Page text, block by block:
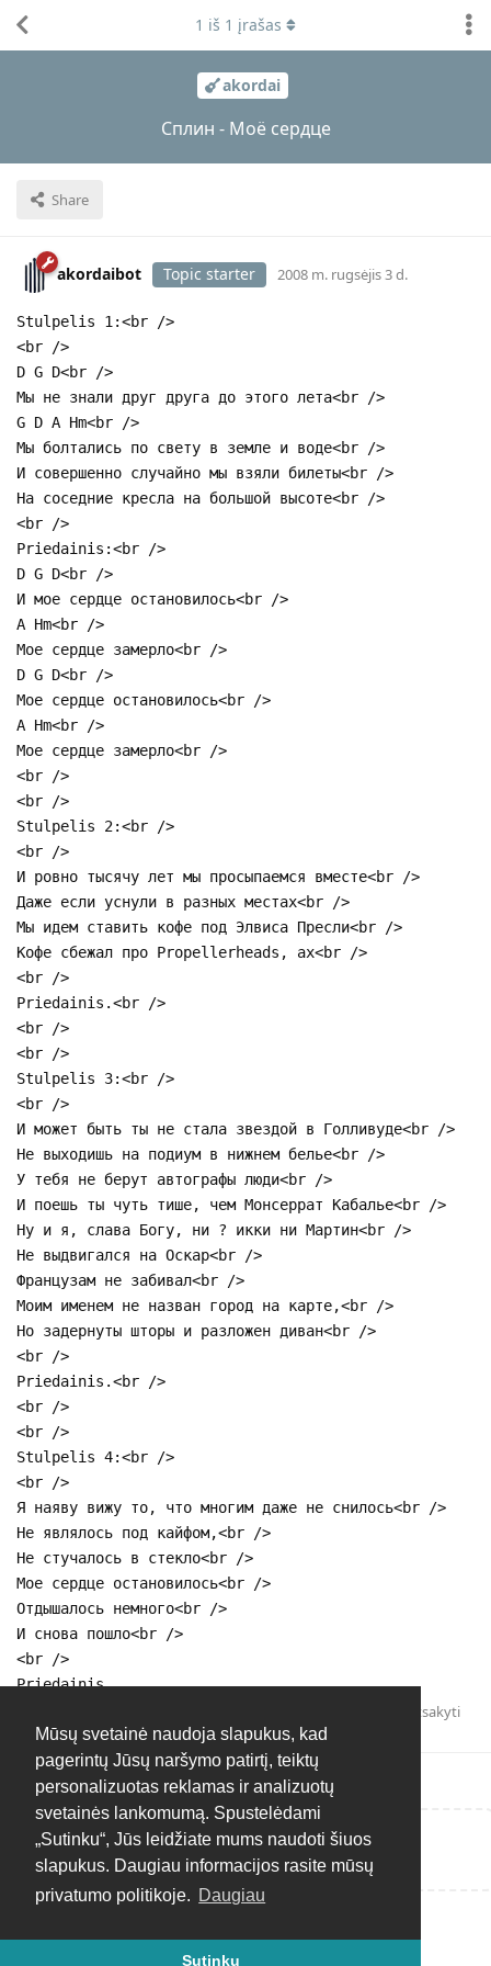
Mūsų svetainė naudoja slapukus, kad
pagerintų Jūsų naršymo patirtį, teiktų
personalizuotas reklamas ir analizuotų
svetainės lankomumą. Spustelėdami
„Sutinku“, Jūs leidžiate mums naudoti šiuos
slapukus. Daugiau informacijos rasite mūsų
privatumo politikoje. Daugiau
Sutinku
akordai
Сплин - Моё сердце
Share
1 iš 1 įrašas
akordaibot Topic starter 2008 m. rugsėjis 3 d.
Stulpelis 1:<br />
<br />
D G D<br />
Мы не знали друг друга до этого лета<br />
G D A Hm<br />
Мы болтались по свету в земле и воде<br />
И совершенно случайно мы взяли билеты<br />
На соседние кресла на большой высоте<br />
<br />
Priedainis:<br />
D G D<br />
И мое сердце остановилось<br />
A Hm<br />
Мое сердце замерло<br />
D G D<br />
Мое сердце остановилось<br />
A Hm<br />
Мое сердце замерло<br />
<br />
<br />
Stulpelis 2:<br />
<br />
И ровно тысячу лет мы просыпаемся вместе<br />
Даже если уснули в разных местах<br />
Мы идем ставить кофе под Элвиса Пресли<br />
Кофе сбежал про Propellerheads, ах<br />
<br />
Priedainis.<br />
<br />
<br />
Stulpelis 3:<br />
<br />
И может быть ты не стала звездой в Голливуде<br />
Не выходишь на подиум в нижнем белье<br />
У тебя не берут автографы люди<br />
И поешь ты чуть тише, чем Монсерpат Кабалье<br />
Ну и я, слава Богу, ни ? икки ни Мартин<br />
Не выдвигался на Оскар<br />
Французам не забивал<br />
Моим именем не назван город на карте,<br />
Но задернуты шторы и разложен диван<br />
<br />
Priedainis.<br />
<br />
<br />
Stulpelis 4:<br />
<br />
Я наяву вижу то, что многим даже не снилось<br />
Не являлось под кайфом,<br />
Не стучалось в стекло<br />
Мое сердце остановилось<br />
Отдышалось немного<br />
И снова пошло<br />
<br />
Priedainis.
Atsakyti
Rašyti atsakymą...